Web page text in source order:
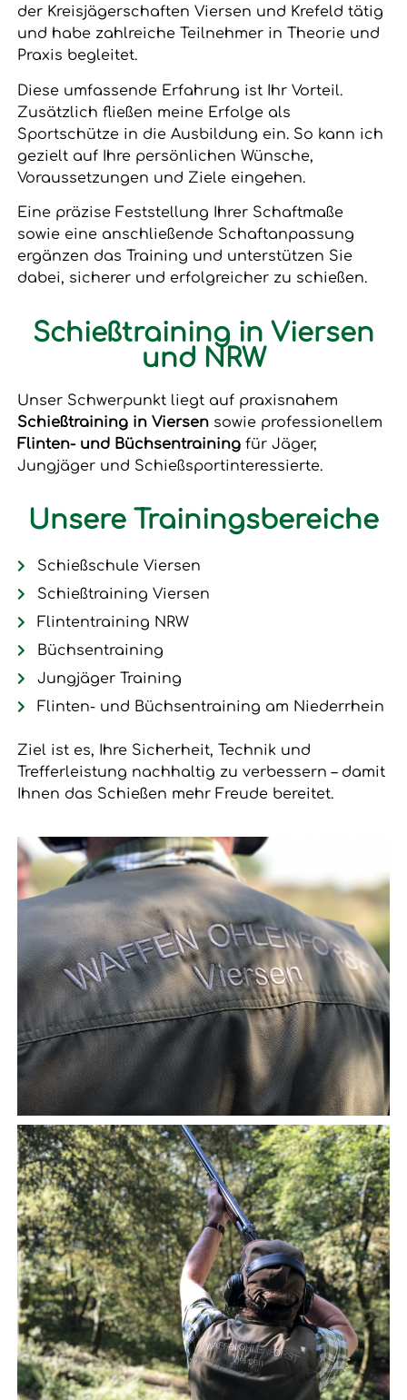
der Kreisjägerschaften Viersen und Krefeld tätig
und habe zahlreiche Teilnehmer in Theorie und
Praxis begleitet.
Diese umfassende Erfahrung ist Ihr Vorteil.
Zusätzlich fließen meine Erfolge als
Sportschütze in die Ausbildung ein. So kann ich
gezielt auf Ihre persönlichen Wünsche,
Voraussetzungen und Ziele eingehen.
Eine präzise Feststellung Ihrer Schaftmaße
sowie eine anschließende Schaftanpassung
ergänzen das Training und unterstützen Sie
dabei, sicherer und erfolgreicher zu schießen.
Schießtraining in Viersen
und NRW
Unser Schwerpunkt liegt auf praxisnahem
Schießtraining in Viersensowie professionellem
Flinten- und Büchsentrainingfür Jäger,
Jungjäger und Schießsportinteressierte.
Unsere Trainingsbereiche
Schießschule Viersen
Schießtraining Viersen
Flintentraining NRW
Büchsentraining
Jungjäger Training
Flinten- und Büchsentraining am Niederrhein
Ziel ist es, Ihre Sicherheit, Technik und
Trefferleistung nachhaltig zu verbessern – damit
Ihnen das Schießen mehr Freude bereitet.